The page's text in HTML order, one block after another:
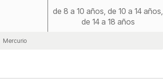
de 8 a 10 años, de 10 a 14 años,
de 14 a 18 años
Mercurio